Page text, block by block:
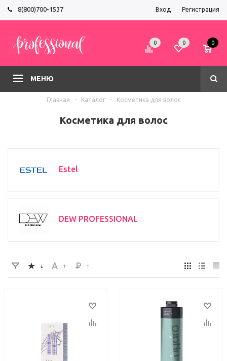
8(800)700-1537 Вход Регистрация
МЕНЮ
0 0 0
Главная - Каталог - Косметика для волос
Косметика для волос
Estel
DEW PROFESSIONAL